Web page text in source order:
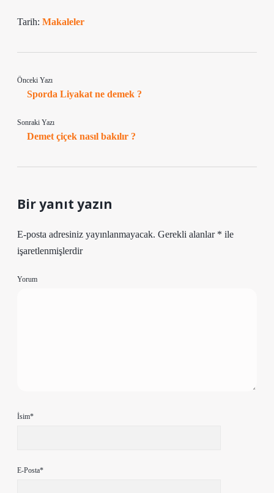
Tarih: Makaleler
Önceki Yazı
Sporda Liyakat ne demek ?
Sonraki Yazı
Demet çiçek nasıl bakılır ?
Bir yanıt yazın
E-posta adresiniz yayınlanmayacak. Gerekli alanlar * ile
işaretlenmişlerdir
Yorum
İsim*
E-Posta*